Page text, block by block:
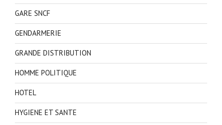
GARE SNCF
GENDARMERIE
GRANDE DISTRIBUTION
HOMME POLITIQUE
HOTEL
HYGIENE ET SANTE